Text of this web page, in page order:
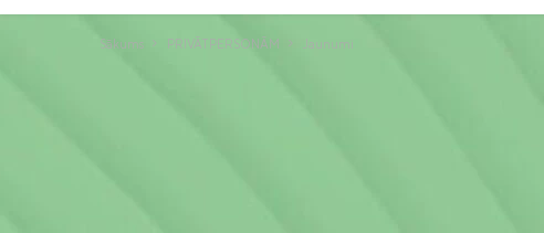
Sākums PRIVĀTPERSONĀM Jaunumi